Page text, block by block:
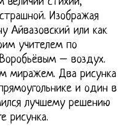
Изображая
Айвазовский или как
учителем по
– воздух.
миражем. Два рисунка
и один в
лучшему решению
рисунка.